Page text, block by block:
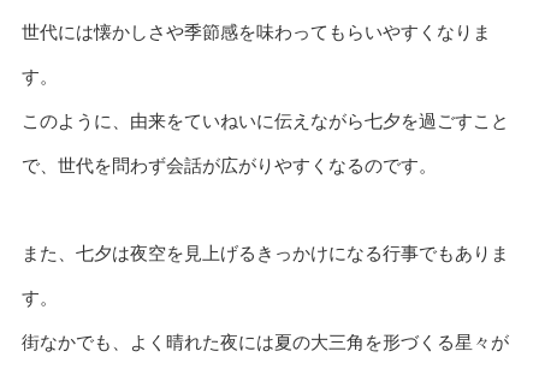
世代には懐かしさや季節感を味わってもらいやすくなりま
す。
このように、由来をていねいに伝えながら七夕を過ごすこと
で、世代を問わず会話が広がりやすくなるのです。
また、七夕は夜空を見上げるきっかけになる行事でもありま
す。
街なかでも、よく晴れた夜には夏の大三角を形づくる星々が